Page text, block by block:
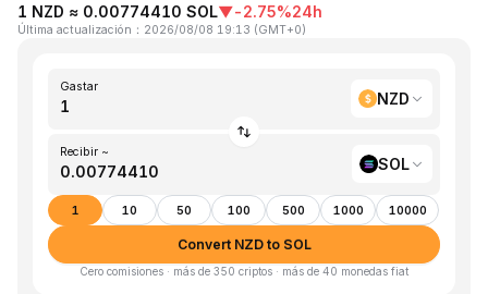
1 NZD ≈ 0.00774410 SOL▼-2.75%24h
Última actualización ： 2026/08/08 19:13 (GMT+0)
Gastar
NZD
Recibir ~
SOL
1 10 50 100 500 1000 10000
Convert NZD to SOL
Cero comisiones · más de 350 criptos · más de 40 monedas fiat